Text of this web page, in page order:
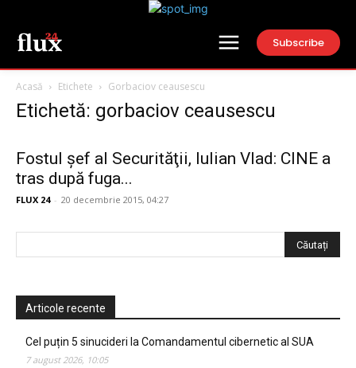
Subscribe
Acasă Etichete Gorbaciov ceausescu
Etichetă: gorbaciov ceausescu
Fostul şef al Securităţii, Iulian Vlad: CINE a
tras după fuga...
FLUX 24 - 20 decembrie 2015, 04:27
Articole recente
Cel puțin 5 sinucideri la Comandamentul cibernetic al SUA
7 august 2026, 10:05